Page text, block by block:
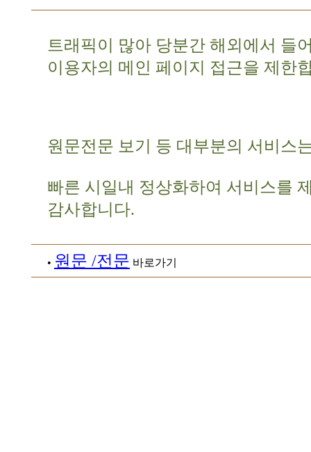
트래픽이 많아 당분간 해외에서 들
이용자의 메인 페이지 접근을 제한
원문전문 보기 등 대부분의 서비스
빠른 시일내 정상화하여 서비스를
감사합니다.
• 원문 /전문 바로가기